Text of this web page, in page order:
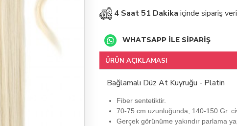
4 Saat 51 Dakika içinde sipariş
WHATSAPP İLE SİPARİŞ
ÜRÜN AÇIKLAMASI
Bağlamalı Düz At Kuyruğu - Platin
Fiber sentetiktir.
70-75 cm uzunluğunda, 140-150 Gr.
Gerçek görünüme yakındır parlama